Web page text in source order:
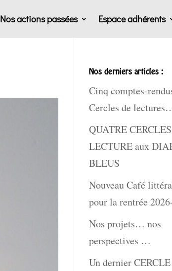
Nos actions passées Espace adhérents
Nos derniers articles :
Cinq comptes-
Cercles de
QUATRE
LECTURE aux
BLEUS
Nouveau Café
pour la rentrée
Nos projets… nos
perspectives …
Un dernier CERCLE